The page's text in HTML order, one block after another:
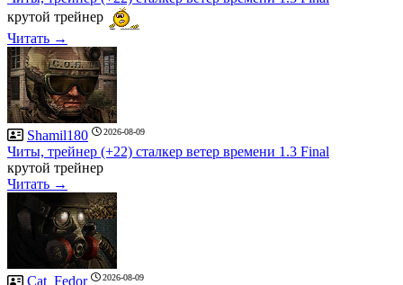
крутой трейнер
Читать →
Shamil180 2026-08-09
Читы, трейнер (+22) сталкер ветер времени 1.3 Final
крутой трейнер
Читать →
Cat_Fedor 2026-08-09